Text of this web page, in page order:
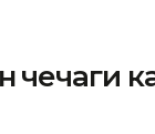
чечаги